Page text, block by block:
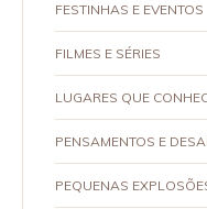
FESTINHAS E EVENTOS
FILMES E SÉRIES
LUGARES QUE
PENSAMENTOS E
PEQUENAS